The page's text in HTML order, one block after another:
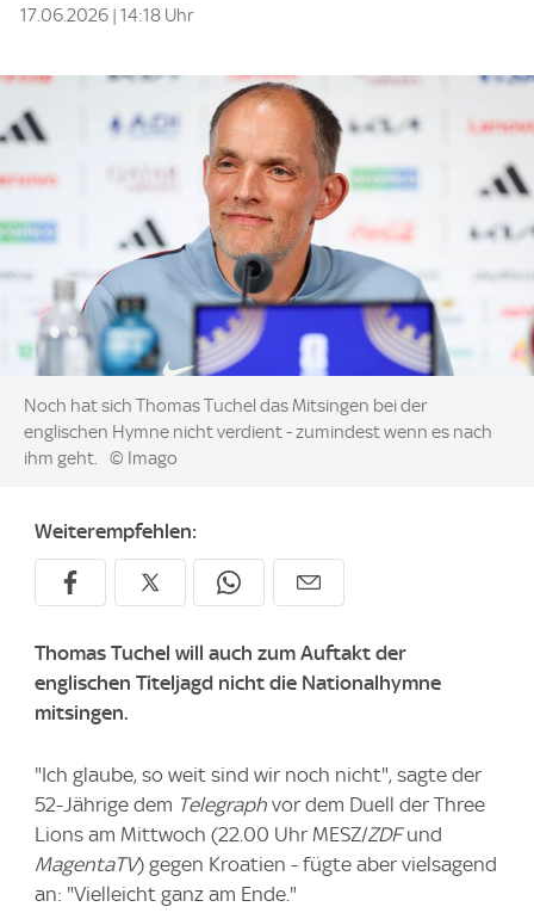
17.06.2026 | 14:18 Uhr
Image:
Noch hat sich Thomas Tuchel das Mitsingen bei der
englischen Hymne nicht verdient - zumindest wenn es nach
ihm geht.
© Imago
Weiterempfehlen:
Thomas Tuchel will auch zum Auftakt der
englischen Titeljagd nicht die Nationalhymne
mitsingen.
"Ich glaube, so weit sind wir noch nicht", sagte der
52-Jährige dem Telegraph vor dem Duell der Three
Lions am Mittwoch (22.00 Uhr MESZ/ZDFund
MagentaTV) gegen Kroatien - fügte aber vielsagend
an: "Vielleicht ganz am Ende."